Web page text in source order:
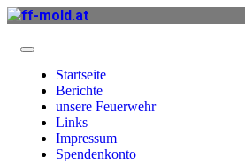
Startseite
Berichte
unsere Feuerwehr
Links
Impressum
Spendenkonto